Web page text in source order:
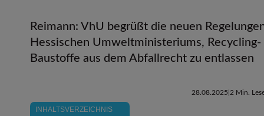
Reimann: VhU begrüßt die neuen
Hessischen Umweltministeriums, Recycling-
Baustoffe aus dem Abfallrecht zu entlassen
INHALTSVERZEICHNIS
28.08.2025 2 Min.